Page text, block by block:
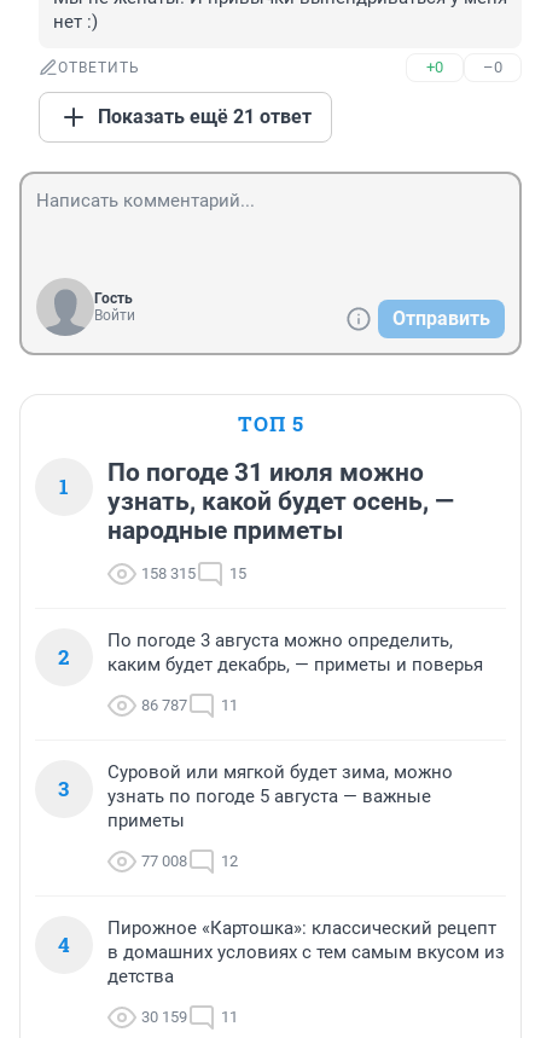
нет :)
ОТВЕТИТЬ +0 –0
Показать ещё 21 ответ
Гость
Войти
Отправить
ТОП 5
1
По погоде 31 июля можно
узнать, какой будет осень, —
народные приметы
158 315 15
2
По погоде 3 августа можно определить,
каким будет декабрь, — приметы и поверья
86 787 11
3
Суровой или мягкой будет зима, можно
узнать по погоде 5 августа — важные
приметы
77 008 12
4
Пирожное «Картошка»: классический рецепт
в домашних условиях с тем самым вкусом из
детства
30 159 11